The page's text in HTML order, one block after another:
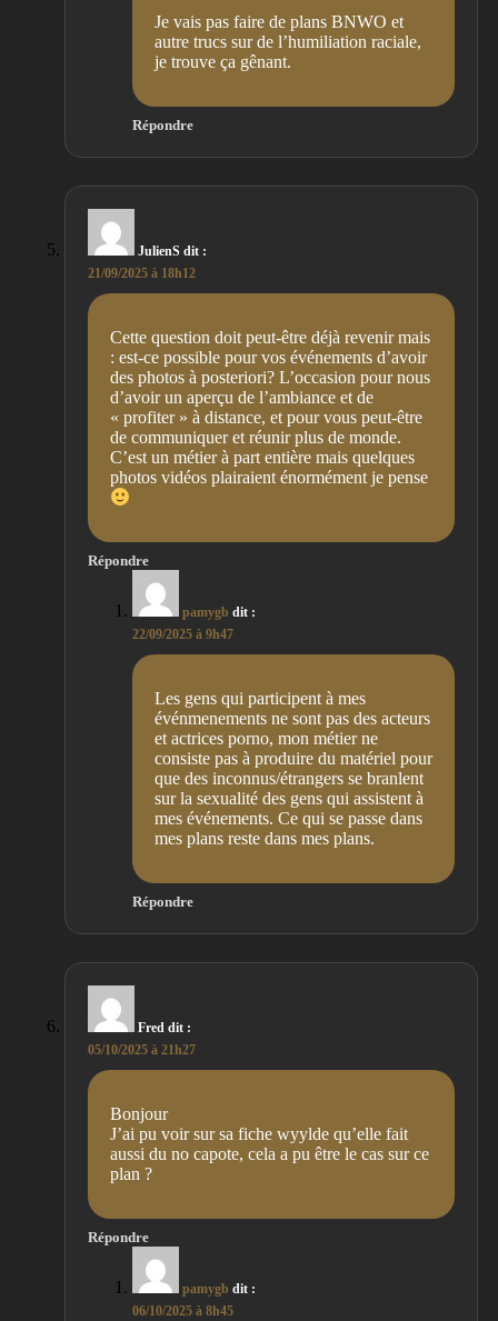
Je vais pas faire de plans BNWO et
autre trucs sur de l’humiliation raciale,
je trouve ça gênant.
Répondre
JulienS dit :
21/09/2025 à 18h12
Cette question doit peut-être déjà revenir mais
: est-ce possible pour vos événements d’avoir
des photos à posteriori? L’occasion pour nous
d’avoir un aperçu de l’ambiance et de
« profiter » à distance, et pour vous peut-être
de communiquer et réunir plus de monde.
C’est un métier à part entière mais quelques
photos vidéos plairaient énormément je pense
Répondre
pamygb dit :
22/09/2025 à 9h47
Les gens qui participent à mes
événmenements ne sont pas des acteurs
et actrices porno, mon métier ne
consiste pas à produire du matériel pour
que des inconnus/étrangers se branlent
sur la sexualité des gens qui assistent à
mes événements. Ce qui se passe dans
mes plans reste dans mes plans.
Répondre
Fred dit :
05/10/2025 à 21h27
Bonjour
J’ai pu voir sur sa fiche wyylde qu’elle fait
aussi du no capote, cela a pu être le cas sur ce
plan ?
Répondre
pamygb dit :
06/10/2025 à 8h45